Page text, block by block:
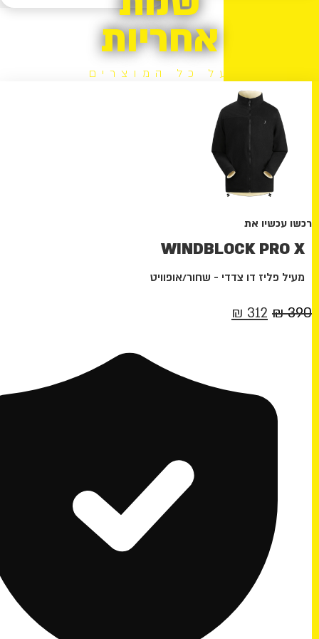
אחריות
על כל המוצרים
רכשו עכשיו את
WINDBLOCK PRO X
מעיל פליז דו צדדי - שחור/אופוויט
390
₪ המחיר
312
₪